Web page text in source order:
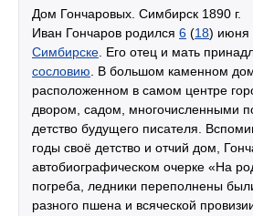
Дом Гончаровых. Симбирск 1890 г.
Иван Гончаров родился 6 (18) июня
Симбирске . Его отец и мать
сословию . В большом каменном
расположенном в самом центре
двором, садом, многочисленными
детство будущего писателя.
годы своё детство и отчий дом,
автобиографическом очерке «На
погреба, ледники переполнены
разного пшена и всяческой